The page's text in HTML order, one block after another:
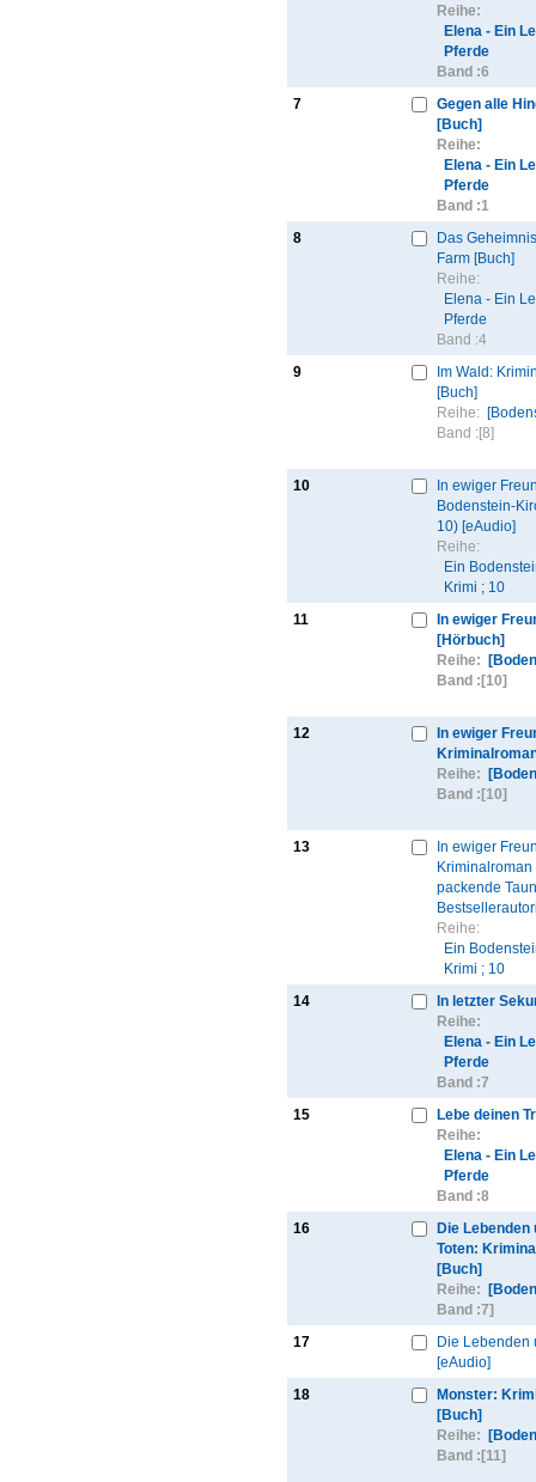
Reihe:
Elena - Ein
Pferde
Band :6
7
Gegen alle
[Buch]
Reihe:
Elena - Ein
Pferde
Band :1
8
Das
Farm [Buch]
Reihe:
Elena - Ein
Pferde
Band :4
9
Im Wald:
[Buch]
Reihe:
Band :[8]
10
In ewiger
Bodenstein-
10) [eAudio]
Reihe:
Ein
Krimi ; 10
11
In ewiger
[Hörbuch]
Reihe:
Band : [10]
12
In ewiger
Reihe:
Band : [10]
13
In ewiger
packende
Reihe:
Ein
Krimi ; 10
14
In letzter
Reihe:
Elena - Ein
Pferde
Band :7
15
Lebe deinen
Reihe:
Elena - Ein
Pferde
Band :8
16
Die Lebenden
Toten:
[Buch]
Reihe:
Band :7]
17
Die Lebenden
[eAudio]
18
Monster:
[Buch]
Reihe:
Band : [11]